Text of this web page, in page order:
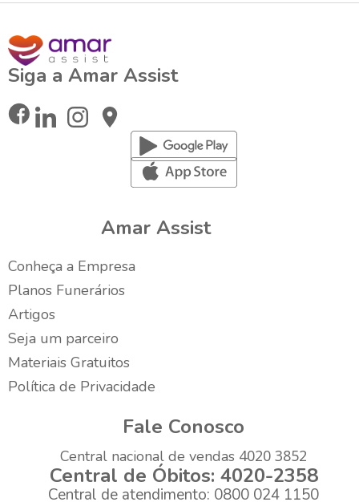
Siga a Amar Assist
Amar Assist
Conheça a Empresa
Planos Funerários
Artigos
Seja um parceiro
Materiais Gratuitos
Política de Privacidade
Fale Conosco
Central nacional de vendas 4020 3852
Central de Óbitos: 4020-2358
Central de atendimento: 0800 024 1150